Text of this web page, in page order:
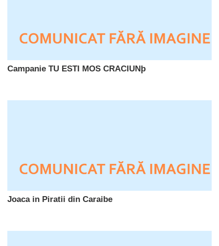
Campanie TU ESTI MOS CRACIUNþ
Joaca in Piratii din Caraibe